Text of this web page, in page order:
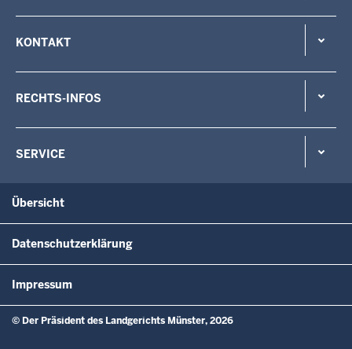
KONTAKT
RECHTS-INFOS
SERVICE
Übersicht
Datenschutzerklärung
Impressum
© Der Präsident des Landgerichts Münster, 2026